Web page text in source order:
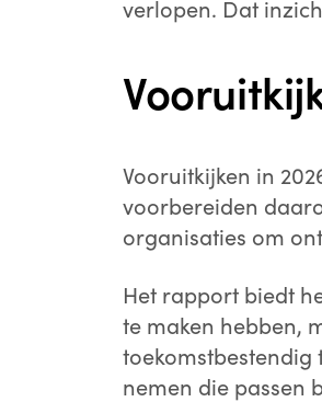
verlopen. Dat
Vooruitkijken in
voorbereiden
organisaties om
Het rapport biedt
te maken hebben,
toekomstbestendig
nemen die passen